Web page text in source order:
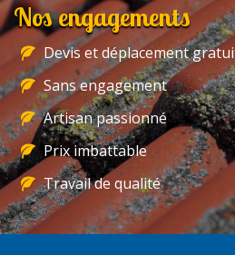
Nos engagements
Devis et déplacement
Sans engagement
Artisan passionné
Prix imbattable
Travail de qualité